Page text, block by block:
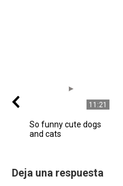
11:21
So funny cute dogs
and cats
Deja una respuesta